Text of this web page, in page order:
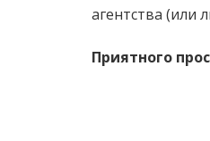
агентства (или
Приятного